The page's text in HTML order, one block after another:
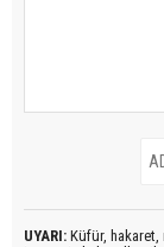
UYARI: Küfür, hakaret,